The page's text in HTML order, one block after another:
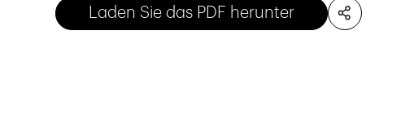
Laden Sie das PDF herunter